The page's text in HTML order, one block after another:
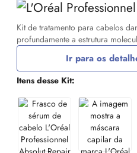
Kit de tratamento para cabelos
profundamente a estrutura
Ir para os
Itens desse Kit: